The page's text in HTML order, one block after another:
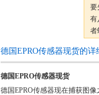
要
有
者
域
德国EPRO传感器现货的详
德国EPRO传感器现货
德国EPRO传感器现在捕获图